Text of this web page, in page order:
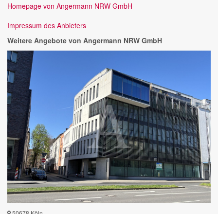
Homepage von Angermann NRW GmbH
Impressum des Anbieters
Weitere Angebote von Angermann NRW GmbH